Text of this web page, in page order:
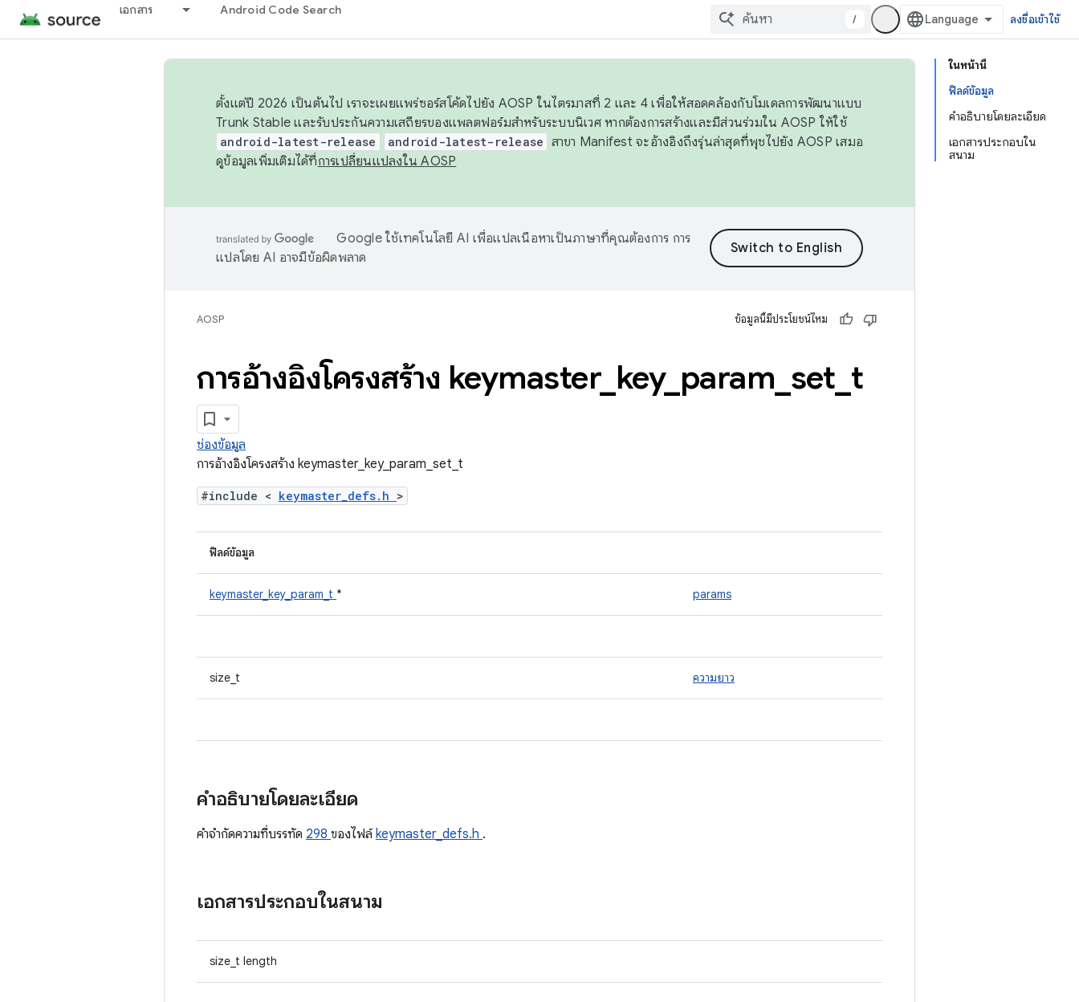
เอกสาร Android Code Search
/ ลงชื่อเข้าใช้
ในหน้านี้
ฟิลด์ข้อมูล
คำอธิบายโดยละเอียด
เอกสารประกอบใน
สนาม
ตั้งแต่ปี 2026 เป็นต้นไป เราจะเผยแพร่ซอร์สโค้ดไปยัง AOSP ในไตรมาสที่ 2 และ 4 เพื่อให้สอดคล้องกับโมเดลการพัฒนาแบบ
Trunk Stable และรับประกันความเสถียรของแพลตฟอร์มสำหรับระบบนิเวศ หากต้องการสร้างและมีส่วนร่วมใน AOSP ให้ใช้
android-latest-release android-latest-release สาขา Manifest จะอ้างอิงถึงรุ่นล่าสุดที่พุชไปยัง AOSP เสมอ
ดูข้อมูลเพิ่มเติมได้ที่การเปลี่ยนแปลงใน AOSP
Google ใช้เทคโนโลยี AI เพื่อแปลเนื้อหาเป็นภาษาที่คุณต้องการ การ
แปลโดย AI อาจมีข้อผิดพลาด
AOSP ข้อมูลนี้มีประโยชน์ไหม
การอ้างอิงโครงสร้าง keymaster_ key_ param set t
ช่องข้อมูล
การอ้างอิงโครงสร้าง keymaster_key_param_set_t
#include < keymaster_defs.h >
ฟิลด์ข้อมูล
keymaster_key_param_t * params
size_t ความยาว
คำอธิบายโดยละเอียด
คําจํากัดความที่บรรทัด 298 ของไฟล์keymaster_defs.h .
เอกสารประกอบในสนาม
size_t length